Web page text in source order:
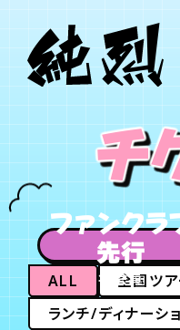
お知らせ
紹介
グッズ
年会員
会員登録
チケット
FC TICKET
チ
ファンクラ
先行
年会員
ALL 全国ツア
ランチ/ディナーシ